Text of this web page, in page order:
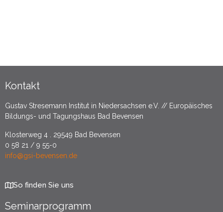
Kontakt
Gustav Stresemann Institut in Niedersachsen e.V. // Europäisches
Bildungs- und Tagungshaus Bad Bevensen
Klosterweg 4 . 29549 Bad Bevensen
0 58 21 / 9 55-0
info@gsi-bevensen.de
So finden Sie uns
Seminarprogramm